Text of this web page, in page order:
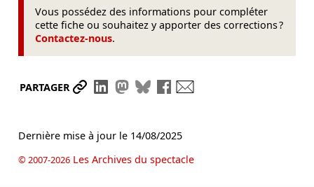
Vous possédez des informations pour compléter
cette fiche ou souhaitez y apporter des corrections ?
Contactez-nous.
PARTAGER Partager le lien
Partager sur LinkedIn
Partager sur Mastodon
Partager sur Bluesky
Partager sur Facebook
Dernière mise à jour le 14/08/2025
© 2007-2026Les Archives du spectacle